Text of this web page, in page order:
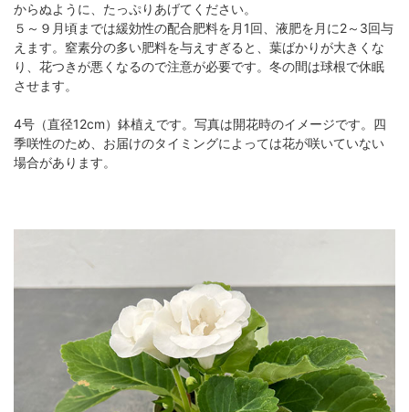
からぬように、たっぷりあげてください。
５～９月頃までは緩効性の配合肥料を月1回、液肥を月に2～3回与
えます。窒素分の多い肥料を与えすぎると、葉ばかりが大きくな
り、花つきが悪くなるので注意が必要です。冬の間は球根で休眠
させます。
4号（直径12cm）鉢植えです。写真は開花時のイメージです。四
季咲性のため、お届けのタイミングによっては花が咲いていない
場合があります。